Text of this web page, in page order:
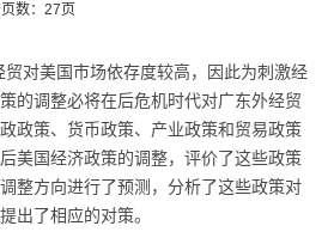
数：27页
贸对美国市场依存度较高，因此为刺激经
的调整必将在后危机时代对广东外经贸
政策、货币政策、产业政策和贸易政策
美国经济政策的调整，评价了这些政策
整方向进行了预测，分析了这些政策对
出了相应的对策。